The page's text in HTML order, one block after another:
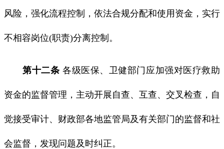
风险，强化流程控制，依法合规分配和使用资金，实行
不相容岗位(职责)分离控制。
第十二条 各级医保、卫健部门应加强对医疗救助
资金的监督管理，主动开展自查、互查、交叉检查，自
觉接受审计、财政部各地监管局及有关部门的监督和社
会监督，发现问题及时纠正。